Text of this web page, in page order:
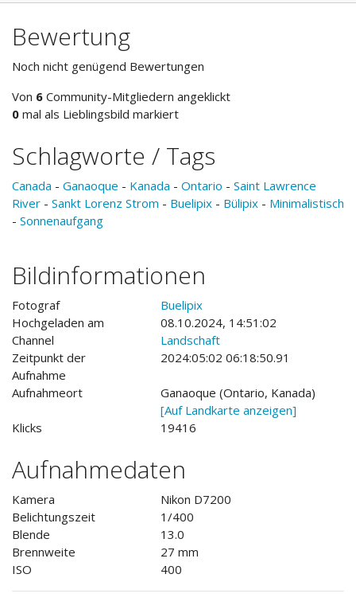
Bildinformationen
Fotograf
Buelipix
Hochgeladen am
08.10.2024, 14:51:02
Channel
Landschaft
Zeitpunkt der
Aufnahme
2024:05:02 06:18:50.91
Aufnahmeort
Ganaoque (Ontario, Kanada)
[Auf Landkarte anzeigen]
Klicks
19416
Aufnahmedaten
Kamera
Nikon D7200
Belichtungszeit
1/400
Blende
13.0
Brennweite
27 mm
ISO
400
Bewertung
Noch nicht genügend Bewertungen
Von 6 Community-Mitgliedern angeklickt
0 mal als Lieblingsbild markiert
Schlagworte / Tags
Canada - Ganaoque - Kanada - Ontario - Saint Lawrence
River - Sankt Lorenz Strom - Buelipix - Bülipix - Minimalistisch
- Sonnenaufgang